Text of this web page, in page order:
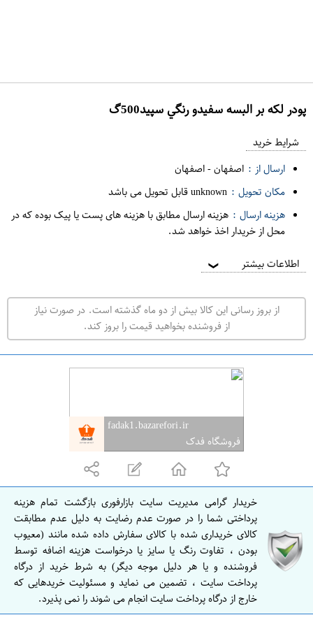
پودر لکه بر البسه سفيدو رنگي سپيد500گ
ر
ت
ه
ر
ا
ص
ه
ا
ص
ف
ه
ا
ن
شرایط خرید
ارسال از : اصفهان-اصفهان
مکان تحویل : unknown قابل تحویل می باشد
هزینه ارسال : هزینه ارسال مطابق با هزینه های پست یا پیک بوده که در
محل از خریدار اخذ خواهد شد.
اطلاعات بیشتر ❯
از بروز رسانی این کالا بیش از دو ماه گذشته است. در صورت نیاز
از فروشنده بخواهید قیمت را بروز کند.
fadak1.bazarefori.ir
فروشگاه فدک
خریدار گرامی مدیریت سایت بازارفوری بازگشت تمام هزینه
پرداختی شما را در صورت عدم رضایت به دلیل عدم مطابقت
کالای خریداری شده با کالای سفارش داده شده مانند (معیوب
بودن ، تفاوت رنگ یا سایز یا درخواست هزینه اضافه توسط
فروشنده و یا هر دلیل موجه دیگر) به شرط خرید از درگاه
پرداخت سایت ، تضمین می نماید و مسئولیت خریدهایی که
خارج از درگاه پرداخت سایت انجام می شوند را نمی پذیرد.